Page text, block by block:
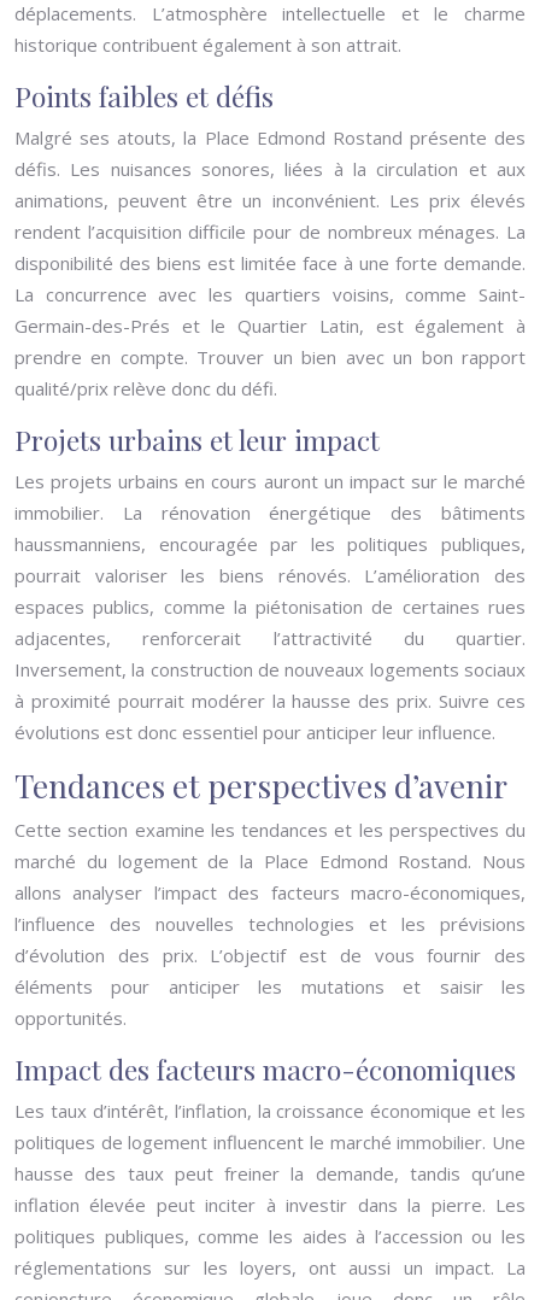
déplacements. L’atmosphère intellectuelle et le charme
historique contribuent également à son attrait.
Points faibles et défis
Malgré ses atouts, la Place Edmond Rostand présente des
défis. Les nuisances sonores, liées à la circulation et aux
animations, peuvent être un inconvénient. Les prix élevés
rendent l’acquisition difficile pour de nombreux ménages. La
disponibilité des biens est limitée face à une forte demande.
La concurrence avec les quartiers voisins, comme Saint-
Germain-des-Prés et le Quartier Latin, est également à
prendre en compte. Trouver un bien avec un bon rapport
qualité/prix relève donc du défi.
Projets urbains et leur impact
Les projets urbains en cours auront un impact sur le marché
immobilier. La rénovation énergétique des bâtiments
haussmanniens, encouragée par les politiques publiques,
pourrait valoriser les biens rénovés. L’amélioration des
espaces publics, comme la piétonisation de certaines rues
adjacentes, renforcerait l’attractivité du quartier.
Inversement, la construction de nouveaux logements sociaux
à proximité pourrait modérer la hausse des prix. Suivre ces
évolutions est donc essentiel pour anticiper leur influence.
Tendances et perspectives d’avenir
Cette section examine les tendances et les perspectives du
marché du logement de la Place Edmond Rostand. Nous
allons analyser l’impact des facteurs macro-économiques,
l’influence des nouvelles technologies et les prévisions
d’évolution des prix. L’objectif est de vous fournir des
éléments pour anticiper les mutations et saisir les
opportunités.
Impact des facteurs macro-économiques
Les taux d’intérêt, l’inflation, la croissance économique et les
politiques de logement influencent le marché immobilier. Une
hausse des taux peut freiner la demande, tandis qu’une
inflation élevée peut inciter à investir dans la pierre. Les
politiques publiques, comme les aides à l’accession ou les
réglementations sur les loyers, ont aussi un impact. La